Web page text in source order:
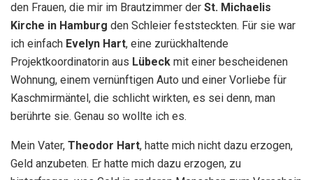
den Frauen, die mir im Brautzimmer der St. Michaelis
Kirche in Hamburg den Schleier feststeckten. Für sie war
ich einfach Evelyn Hart, eine zurückhaltende
Projektkoordinatorin aus Lübeck mit einer bescheidenen
Wohnung, einem vernünftigen Auto und einer Vorliebe für
Kaschmirmäntel, die schlicht wirkten, es sei denn, man
berührte sie. Genau so wollte ich es.
Mein Vater, Theodor Hart, hatte mich nicht dazu erzogen,
Geld anzubeten. Er hatte mich dazu erzogen, zu